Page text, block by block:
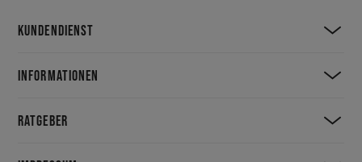
KUNDENDIENST
INFORMATIONEN
RATGEBER